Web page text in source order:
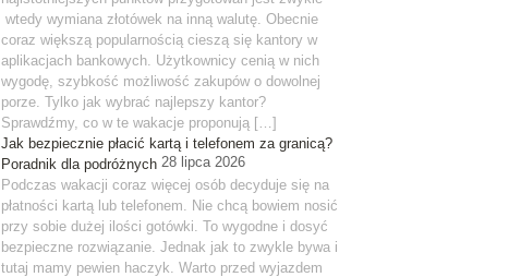
wtedy wymiana złotówek na inną walutę. Obecnie
coraz większą popularnością cieszą się kantory w
aplikacjach bankowych. Użytkownicy cenią w nich
wygodę, szybkość możliwość zakupów o dowolnej
porze. Tylko jak wybrać najlepszy kantor?
Sprawdźmy, co w te wakacje proponują […]
Jak bezpiecznie płacić kartą i telefonem za granicą?
Poradnik dla podróżnych 28 lipca 2026
Podczas wakacji coraz więcej osób decyduje się na
płatności kartą lub telefonem. Nie chcą bowiem nosić
przy sobie dużej ilości gotówki. To wygodne i dosyć
bezpieczne rozwiązanie. Jednak jak to zwykle bywa i
tutaj mamy pewien haczyk. Warto przed wyjazdem